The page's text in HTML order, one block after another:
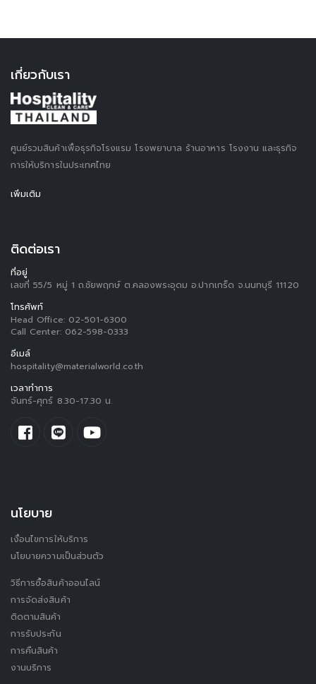
เกี่ยวกับเรา
ศูนย์รวมสินค้าเพื่อธุรกิจโรงแรม โรงพยาบาล ร้านอาหาร โรงงาน และธุรกิจ
การให้บริการในประเทศไทย
เพิ่มเติม
ติดต่อเรา
ที่อยู่
เลขที่ 55/5 หมู่ 1 ถ.ชัยพฤกษ์ ต.คลองพระอุดม อ.ปากเกร็ด จ.นนทบุรี 11120
โทรศัพท์
Head Office: 02-501-6300
Call Center: 062-598-0333
อีเมล์
hospitality@materialworld.co.th
เวลาทำการ
จันทร์-ศุกร์ 8.30-17.30 น.
นโยบาย
เงื่อนไขการให้บริการ
นโยบายความเป็นส่วนตัว
วิธีการซื้อสินค้าออนไลน์
การจัดส่งสินค้า
ติดตามสินค้า
การรับประกัน
การคืนสินค้า
งานบริการ